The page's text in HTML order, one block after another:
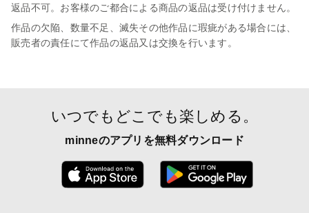
返品不可。お客様のご都合による商品の返品は受け付けません。
作品の欠陥、数量不足、滅失その他作品に瑕疵がある場合には、
販売者の責任にて作品の返品又は交換を行います。
いつでもどこでも楽しめる。
minneのアプリを無料ダウンロード
App Store からダウンロード